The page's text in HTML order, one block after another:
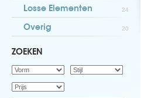
Losse Elementen 24
Overig 20
ZOEKEN